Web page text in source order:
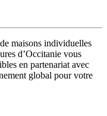
maisons individuelles
d’Occitanie vous
en partenariat avec
global pour votre